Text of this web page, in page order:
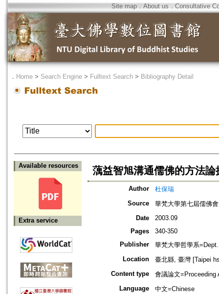
Site map．About us ． Consultative
． Home > Search Engine > Fulltext Search > Bibliography Detail
Available resources
Extra service
蕅益智旭溝通儒佛的方法論
Author
杜保瑞
Source
華梵大學第七屆儒佛
Date
2003.09
Pages
340-350
Publisher
華梵大學哲學系
Location
臺北縣, 臺灣 [Taipei
Content type
會議論文=Proceeding
Language
中文=Chinese